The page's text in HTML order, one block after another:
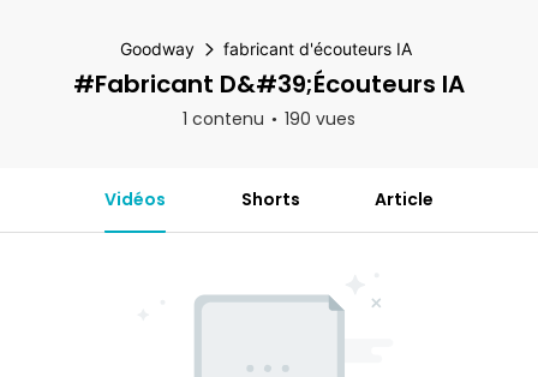
Goodway fabricant d'écouteurs IA
#fabricant D&#39;écouteurs IA
1 contenu 190 vues
Vidéos Shorts Article